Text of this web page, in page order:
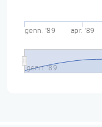
genn. '89 apr. '89
genn. '89